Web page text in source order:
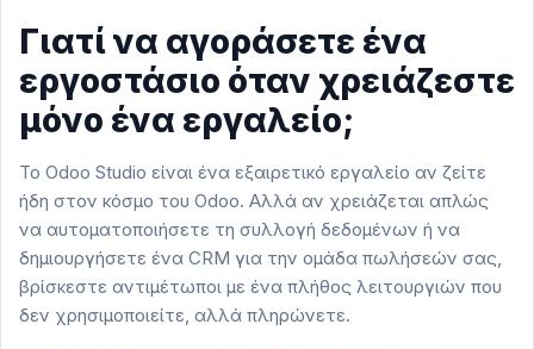
Γιατί να αγοράσετε ένα
εργοστάσιο όταν χρειάζεστε
μόνο ένα εργαλείο;
Το Odoo Studio είναι ένα εξαιρετικό εργαλείο αν ζείτε
ήδη στον κόσμο του Odoo. Αλλά αν χρειάζεται απλώς
να αυτοματοποιήσετε τη συλλογή δεδομένων ή να
δημιουργήσετε ένα CRM για την ομάδα πωλήσεών σας,
βρίσκεστε αντιμέτωποι με ένα πλήθος λειτουργιών που
δεν χρησιμοποιείτε, αλλά πληρώνετε.